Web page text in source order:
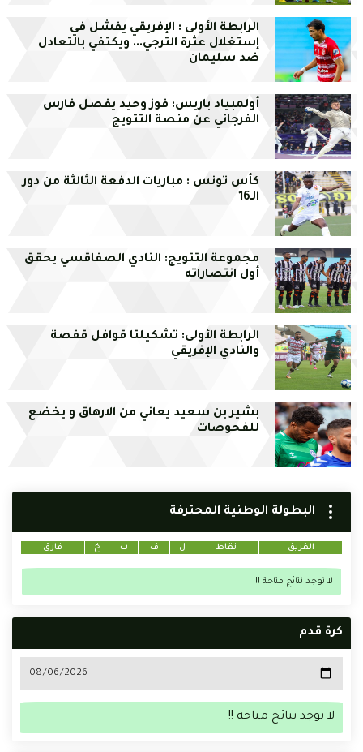
الرابطة الأولى : الإفريقي يفشل في
إستغلال عثرة الترجي... ويكتفي بالتعادل
ضد سليمان
أولمبياد باريس: فوز وحيد يفصل فارس
الفرجاني عن منصة التتويج
كأس تونس : مباريات الدفعة الثالثة من دور
الـ16
مجموعة التتويج: النادي الصفاقسي يحقق
أول انتصاراته
الرابطة الأولى: تشكيلتا قوافل قفصة
والنادي الإفريقي
بشير بن سعيد يعاني من الارهاق و يخضع
للفحوصات
البطولة الوطنية المحترفة
الفريق نقاط ل ف ت خ فارق
لا توجد نتائج متاحة !!
كرة قدم
لا توجد نتائج متاحة !!